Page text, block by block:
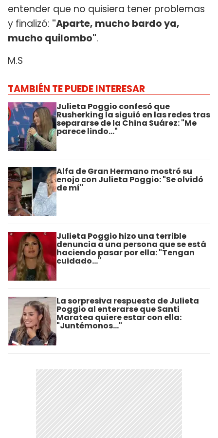
entender que no quisiera tener problemas
y finalizó: "Aparte, mucho bardo ya,
mucho quilombo".
M.S
TAMBIÉN TE PUEDE INTERESAR
Julieta Poggio confesó que
Rusherking la siguió en las redes tras
separarse de la China Suárez: "Me
parece lindo..."
Alfa de Gran Hermano mostró su
enojo con Julieta Poggio: "Se olvidó
de mí"
Julieta Poggio hizo una terrible
denuncia a una persona que se está
haciendo pasar por ella: "Tengan
cuidado..."
La sorpresiva respuesta de Julieta
Poggio al enterarse que Santi
Maratea quiere estar con ella:
"Juntémonos..."